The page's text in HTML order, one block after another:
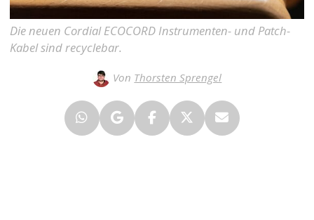
Die neuen Cordial ECOCORD Instrumenten- und Patch-
Kabel sind recyclebar.
Von Thorsten Sprengel